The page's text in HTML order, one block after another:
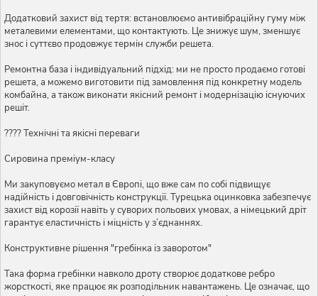
Додатковий захист від тертя: встановлюємо антивібраційну гуму між
металевими елементами, що контактують. Це знижує шум, зменшує
знос і суттєво продовжує термін служби решета.
Ремонтна база і індивідуальний підхід: ми не просто продаємо готові
решета, а можемо виготовити під замовлення під конкретну модель
комбайна, а також виконати якісний ремонт і модернізацію існуючих
решіт.
???? Технічні та якісні переваги
Сировина преміум-класу
Ми закуповуємо метал в Європі, що вже сам по собі підвищує
надійність і довговічність конструкції. Турецька оцинковка забезпечує
захист від корозії навіть у суворих польових умовах, а німецький дріт
гарантує еластичність і міцність у з’єднаннях.
Конструктивне рішення "гребінка із заворотом"
Така форма гребінки навколо дроту створює додаткове ребро
жорсткості, яке працює як розподільник навантажень. Це означає, що